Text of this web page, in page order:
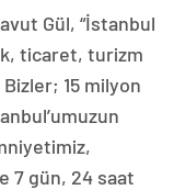
Gül, “İstanbul
ticaret, turizm
15 milyon
7 gün, 24 saat